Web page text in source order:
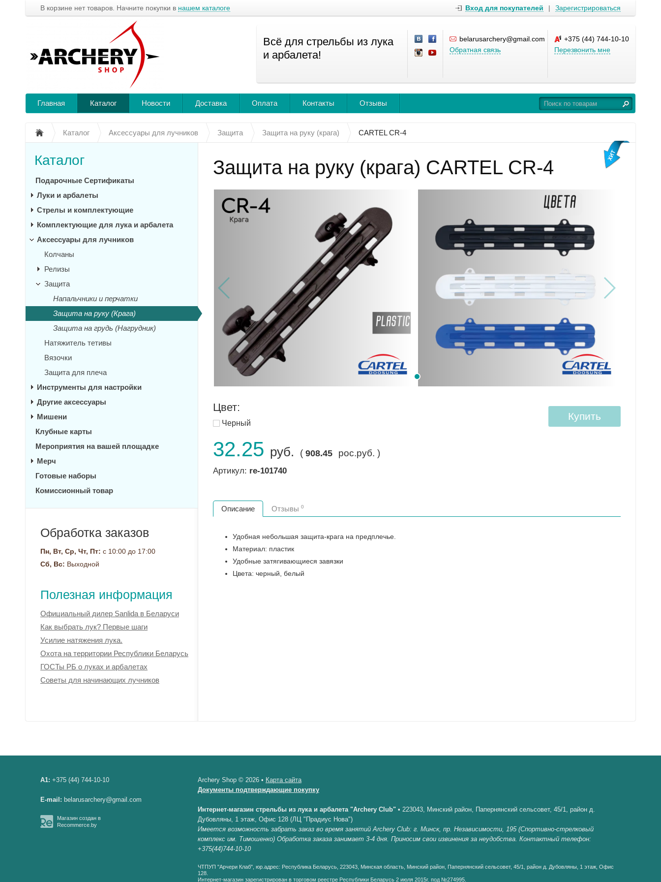
В корзине нет товаров. Начните покупки в нашем каталоге Вход для покупателей | Зарегистрироваться
Всё для стрельбы из лука
и арбалета!
belarusarchery@gmail.com
Обратная связь
+375 (44) 744-10-10
Перезвонить мне
Главная Каталог Новости Доставка Оплата Контакты Отзывы
Каталог Аксессуары для лучников Защита Защита на руку (крага) CARTEL CR-4
Защита на руку (крага) CARTEL CR-4
Цвет:
Черный
32.25 руб. ( 908.45 рос.руб. )
Артикул: re-101740
Купить
Описание Отзывы 0
Удобная небольшая защита-крага на предплечье.
Материал: пластик
Удобные затягивающиеся завязки
Цвета: черный, белый
Каталог
Подарочные Сертификаты
Луки и арбалеты
Стрелы и комплектующие
Комплектующие для лука и арбалета
Аксессуары для лучников
Колчаны
Релизы
Защита
Напальчники и перчатки
Защита на руку (Крага)
Защита на грудь (Нагрудник)
Натяжитель тетивы
Вязочки
Защита для плеча
Инструменты для настройки
Другие аксессуары
Мишени
Клубные карты
Мероприятия на вашей площадке
Мерч
Готовые наборы
Комиссионный товар
Обработка заказов
Пн, Вт, Ср, Чт, Пт: с 10:00 до 17:00
Сб, Вс: Выходной
Полезная информация
Официальный дилер Sanlida в Беларуси
Как выбрать лук? Первые шаги
Усилие натяжения лука.
Охота на территории Республики Беларусь
ГОСТы РБ о луках и арбалетах
Советы для начинающих лучников
A1: +375 (44) 744-10-10
E-mail: belarusarchery@gmail.com
Магазин создан в
Recommerce.by
Archery Shop © 2026 • Карта сайта
Документы подтверждающие покупку
Интернет-магазин стрельбы из лука и арбалета "Archery Club" • 223043, Минский район, Папернянский сельсовет, 45/1, район д.
Дубовляны, 1 этаж, Офис 128 (ЛЦ "Прадиус Нова")
Имеется возможность забрать заказ во время занятий Archery Club: г. Минск, пр. Независимости, 195 (Спортивно-стрелковый
комплекс им. Тимошенко) Обработка заказа занимает 3-4 дня. Приносим свои извинения за неудобства. Контактный телефон:
+375(44)744-10-10
ЧТПУП "Арчери Клаб", юр.адрес: Республика Беларусь, 223043, Минская область, Минский район, Папернянский сельсовет, 45/1, район д. Дубовляны, 1 этаж, Офис
128.
Интернет-магазин зарегистрирован в торговом реестре Республики Беларусь 2 июля 2015г. под №274995.